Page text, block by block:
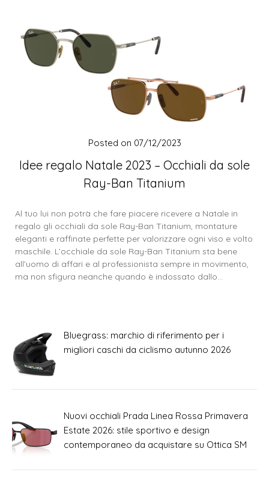
Idee regalo Natale 2023 – Occhiali da sole
Ray-Ban Titanium
Posted on 07/12/2023
Al tuo lui non potrà che fare piacere ricevere a Natale in
regalo gli occhiali da sole Ray-Ban Titanium, montature
eleganti e raffinate perfette per valorizzare ogni viso e volto
maschile. L’occhiale da sole Ray-Ban Titanium sta bene
all’uomo di affari e al professionista sempre in movimento,
ma non sfigura neanche quando è indossato dallo…
Bluegrass: marchio di riferimento per i
migliori caschi da ciclismo autunno 2026
Nuovi occhiali Prada Linea Rossa Primavera
Estate 2026: stile sportivo e design
contemporaneo da acquistare su Ottica SM